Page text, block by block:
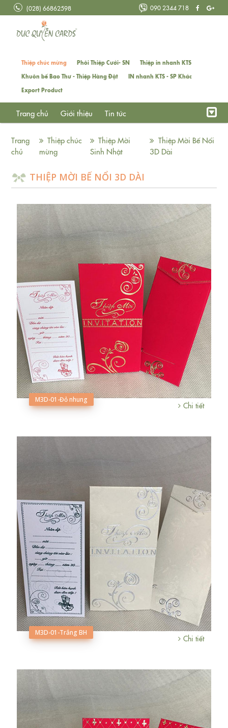
(028) 66862598 090 2344 718
Thiệp chúc mừng Phôi Thiệp Cưới- SN
Thiệp in nhanh KTS
Khuôn bế Bao Thư - Thiệp Hàng Đặt
IN nhanh KTS - SP Khác
Export Product
Trang chủ Giới thiệu Tin tức
Trang
chủ
Thiệp chúc
mừng
Thiệp Mời
Sinh Nhật
Thiệp Mời Bế Nổi
3D Dài
THIỆP MỜI BẾ NỔI 3D DÀI
M3D-01-Đỏ nhung
Chi tiết
M3D-01-Trắng BH
Chi tiết